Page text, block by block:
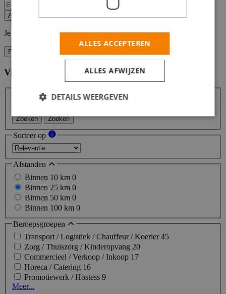
Alert opslaan
Je kunt vacature-alerts op elk moment uitzetten.
Filters
Vind hier de baan die bij jou past
Zoeken Zoeken
Sorteer op
Afstanden
Binnen 10 km 0
Binnen 25 km 0
Binnen 50 km 0
Binnen 100 km 0
Beroepsgroepen
Transport / Logistiek / Chauffeur / Koerier45
Zorg / Thuiszorg / Kinderopvang 20
Commercieel / Verkoop / Inkoop 17
Horeca / Catering 16
Promotiewerk / Hostess 9
Meer...
ALLES ACCEPTEREN
ALLES AFWIJZEN
DETAILS WEERGEVEN